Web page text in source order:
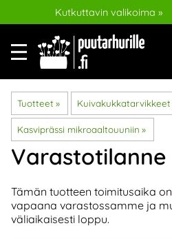
Kutkuttavin valikoima »
Tuotteet ‪» Kuivakukkatarvikkeet
Kasviprässi mikroaaltouuniin ‪»
Varastotilanne
Tämän tuotteen toimitusaika on
vapaana varastossamme ja
väliaikaisesti loppu.